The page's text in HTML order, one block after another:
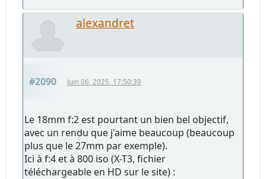
alexandret
#2090 Juin 06, 2025, 17:50:39
Le 18mm f:2 est pourtant un bien bel objectif,
avec un rendu que j'aime beaucoup (beaucoup
plus que le 27mm par exemple).
Ici à f:4 et à 800 iso (X-T3, fichier
téléchargeable en HD sur le site) :